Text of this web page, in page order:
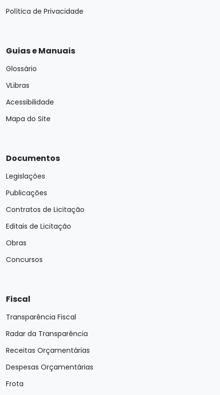
Política de Privacidade
Guias e Manuais
Glossário
VLibras
Acessibilidade
Mapa do Site
Documentos
Legislações
Publicações
Contratos de Licitação
Editais de Licitação
Obras
Concursos
Fiscal
Transparência Fiscal
Radar da Transparência
Receitas Orçamentárias
Despesas Orçamentárias
Frota